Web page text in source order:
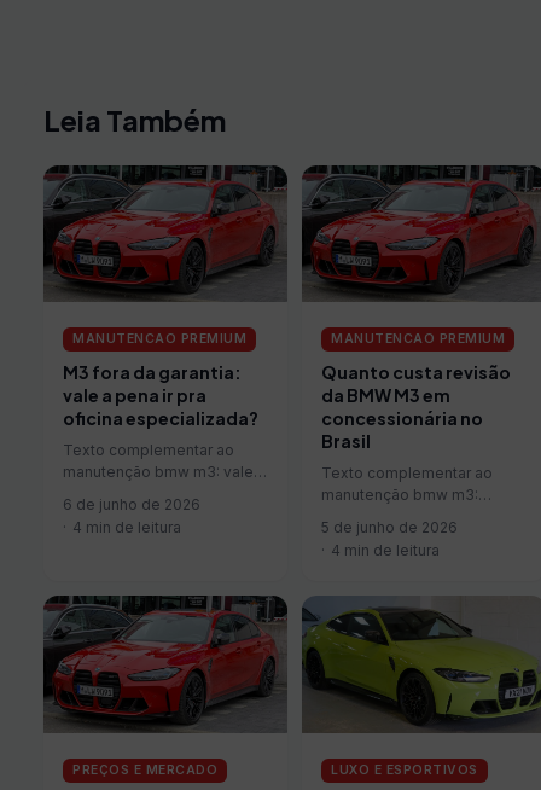
Leia Também
MANUTENCAO PREMIUM
M3 fora da garantia:
vale a pena ir pra
oficina especializada?
Texto complementar ao
manutenção bmw m3: vale a
especializada?.
6 de junho de 2026
4 min de leitura
MANUTENCAO PREMIUM
Quanto custa revisão
da BMW M3 em
concessionária no
Brasil
Texto complementar ao
manutenção bmw m3:
bmw m3 em concessionária
no brasil.
5 de junho de 2026
4 min de leitura
PREÇOS E MERCADO LUXO E ESPORTIVOS